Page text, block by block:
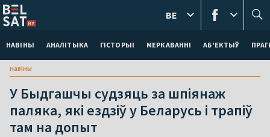
НАВІНЫ АНАЛІТЫКА ГІСТОРЫІ МЕРКАВАННI АБ'ЕКТЫЎ
BE
навіны
У Быдгашчы судзяць за шпіянаж
паляка, які ездзіў у Беларусь і трапіў
там на допыт